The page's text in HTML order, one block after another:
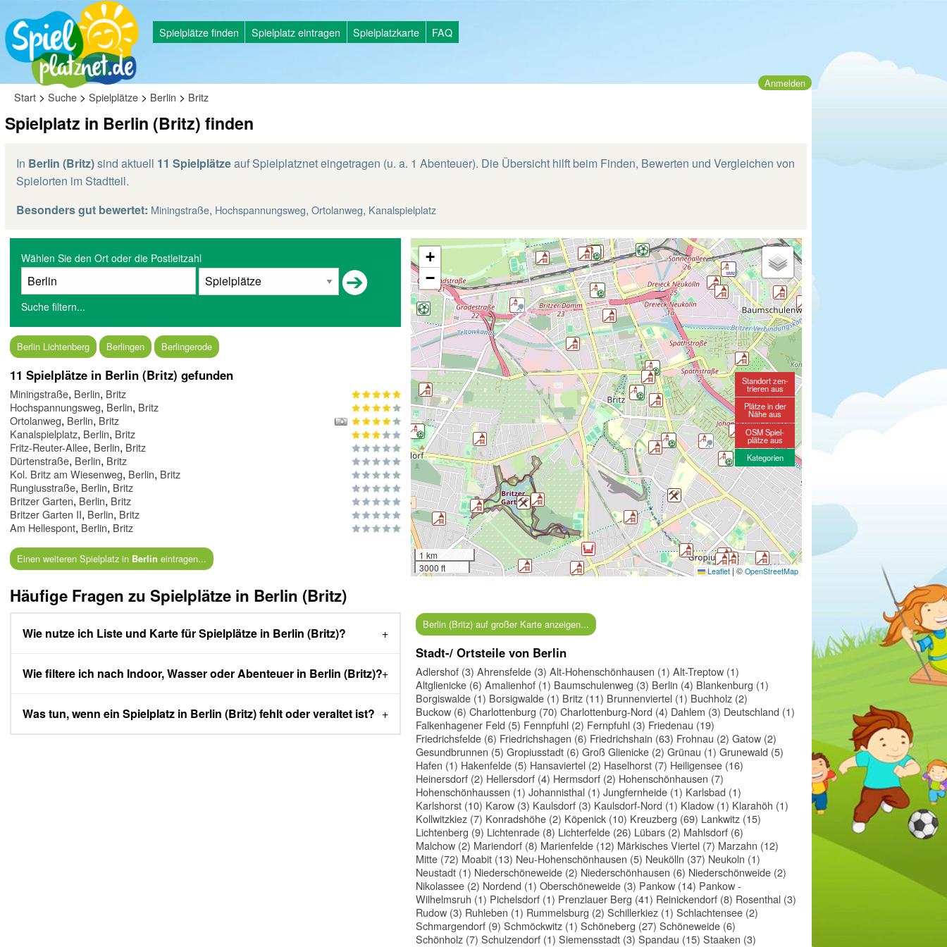
Spielplätze finden Spielplatz eintragen Spielplatzkarte FAQ
Anmelden
Start > Suche > Spielplätze > Berlin > Britz
Spielplatz in Berlin (Britz) finden
In Berlin (Britz)sind aktuell 11 Spielplätzeauf Spielplatznet eingetragen (u. a. 1 Abenteuer). Die Übersicht hilft beim Finden, Bewerten und Vergleichen von
Spielorten im Stadtteil.
Besonders gut bewertet: Miningstraße, Hochspannungsweg, Ortolanweg, Kanalspielplatz
Wählen Sie den Ort oder die Postleitzahl
Suche filtern...
Berlin Lichtenberg Berlingen Berlingerode
11 Spielplätze in Berlin (Britz) gefunden
Miningstraße, Berlin, Britz
Hochspannungsweg, Berlin, Britz
Ortolanweg, Berlin, Britz
Kanalspielplatz, Berlin, Britz
Fritz-Reuter-Allee, Berlin, Britz
Dürtenstraße, Berlin, Britz
Kol. Britz am Wiesenweg, Berlin, Britz
Rungiusstraße, Berlin, Britz
Britzer Garten, Berlin, Britz
Britzer Garten II, Berlin, Britz
Am Hellespont, Berlin, Britz
Einen weiteren Spielplatz in Berlin eintragen...
Häufige Fragen zu Spielplätze in Berlin (Britz)
Wie nutze ich Liste und Karte für Spielplätze in Berlin (Britz)?
Wie filtere ich nach Indoor, Wasser oder Abenteuer in Berlin (Britz)?
Was tun, wenn ein Spielplatz in Berlin (Britz) fehlt oder veraltet ist?
+
−
1 km
3000 ft
Leaflet |© OpenStreetMap
Standort zen-
trieren aus
Plätze in der
Nähe aus
OSM Spiel-
plätze aus
Kategorien
Berlin (Britz) auf großer Karte anzeigen...
Stadt-/ Ortsteile von Berlin
Adlershof (3) Ahrensfelde (3) Alt-Hohenschönhausen (1) Alt-Treptow (1)
Altglienicke (6) Amalienhof (1) Baumschulenweg (3) Berlin (4) Blankenburg (1)
Borgiswalde (1) Borsigwalde (1) Britz (11) Brunnenviertel (1) Buchholz (2)
Buckow (6) Charlottenburg (70) Charlottenburg-Nord (4) Dahlem (3) Deutschland (1)
Falkenhagener Feld (5) Fennpfuhl (2) Fernpfuhl (3) Friedenau (19)
Friedrichsfelde (6) Friedrichshagen (6) Friedrichshain (63) Frohnau (2) Gatow (2)
Gesundbrunnen (5) Gropiusstadt (6) Groß Glienicke (2) Grünau (1) Grunewald (5)
Hafen (1) Hakenfelde (5) Hansaviertel (2) Haselhorst (7) Heiligensee (16)
Heinersdorf (2) Hellersdorf (4) Hermsdorf (2) Hohenschönhausen (7)
Hohenschönhaussen (1) Johannisthal (1) Jungfernheide (1) Karlsbad (1)
Karlshorst (10) Karow (3) Kaulsdorf (3) Kaulsdorf-Nord (1) Kladow (1) Klarahöh (1)
Kollwitzkiez (7) Konradshöhe (2) Köpenick (10) Kreuzberg (69) Lankwitz (15)
Lichtenberg (9) Lichtenrade (8) Lichterfelde (26) Lübars (2) Mahlsdorf (6)
Malchow (2) Mariendorf (8) Marienfelde (12) Märkisches Viertel (7) Marzahn (12)
Mitte (72) Moabit (13) Neu-Hohenschönhausen (5) Neukölln (37) Neukoln (1)
Neustadt (1) Niederschöneweide (2) Niederschönhausen (6) Niederschönweide (2)
Nikolassee (2) Nordend (1) Oberschöneweide (3) Pankow (14) Pankow -
Wilhelmsruh (1) Pichelsdorf (1) Prenzlauer Berg (41) Reinickendorf (8) Rosenthal (3)
Rudow (3) Ruhleben (1) Rummelsburg (2) Schillerkiez (1) Schlachtensee (2)
Schmargendorf (9) Schmöckwitz (1) Schöneberg (27) Schöneweide (6)
Schönholz (7) Schulzendorf (1) Siemensstadt (3) Spandau (15) Staaken (3)